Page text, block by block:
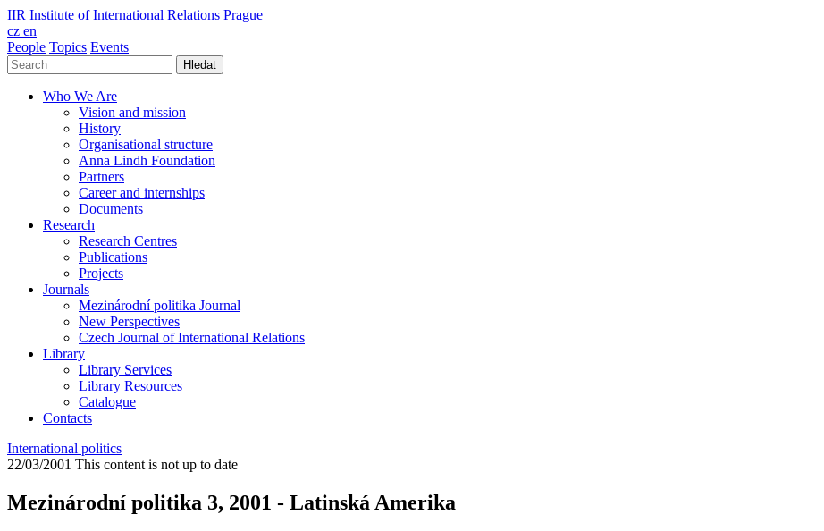
IIR Institute of International Relations Prague
cz en
People Topics Events
Hledat
Who We Are
Vision and mission
History
Organisational structure
Anna Lindh Foundation
Partners
Career and internships
Documents
Research
Research Centres
Publications
Projects
Journals
Mezinárodní politika Journal
New Perspectives
Czech Journal of International Relations
Library
Library Services
Library Resources
Catalogue
Contacts
International politics
22/03/2001 This content is not up to date
Mezinárodní politika 3, 2001 - Latinská Amerika